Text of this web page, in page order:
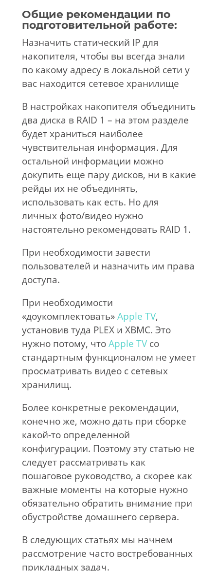
Общие рекомендации по
подготовительной работе:
Назначить статический IP для
накопителя, чтобы вы всегда знали
по какому адресу в локальной сети у
вас находится сетевое хранилище
В настройках накопителя объединить
два диска в RAID 1 – на этом разделе
будет храниться наиболее
чувствительная информация. Для
остальной информации можно
докупить еще пару дисков, ни в какие
рейды их не объединять,
использовать как есть. Но для
личных фото/видео нужно
настоятельно рекомендовать RAID 1.
При необходимости завести
пользователей и назначить им права
доступа.
При необходимости
«доукомплектовать»Apple TV,
установив туда PLEX и XBMC. Это
нужно потому, чтоApple TVсо
стандартным функционалом не умеет
просматривать видео с сетевых
хранилищ.
Более конкретные рекомендации,
конечно же, можно дать при сборке
какой-то определенной
конфигурации. Поэтому эту статью не
следует рассматривать как
пошаговое руководство, а скорее как
важные моменты на которые нужно
обязательно обратить внимание при
обустройстве домашнего сервера.
В следующих статьях мы начнем
рассмотрение часто востребованных
прикладных задач.